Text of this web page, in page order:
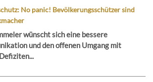
No panic! Bevölkerungsschützer sind
wünscht sich eine bessere
und den offenen Umgang mit